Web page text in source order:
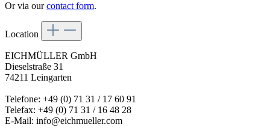
Or via ourcontact form.
Location
EICHMÜLLER GmbH
Dieselstraße 31
74211 Leingarten
Telefone: +49 (0) 71 31 / 17 60 91
Telefax: +49 (0) 71 31 / 16 48 28
E-Mail: info@eichmueller.com